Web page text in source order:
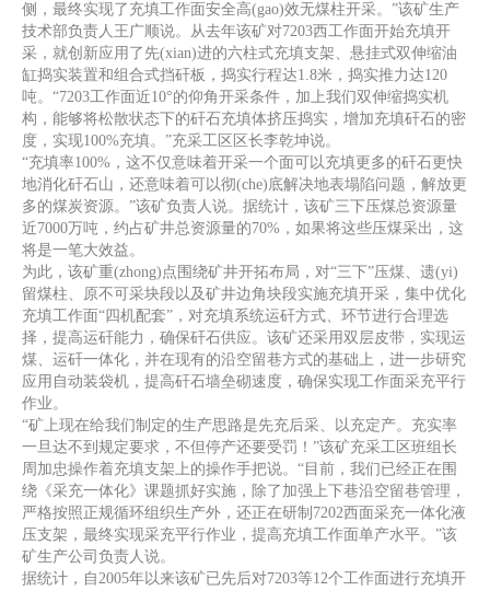
侧，最终实现了充填工作面安全高(gao)效无煤柱开采。”该矿生产
技术部负责人王广顺说。从去年该矿对7203西工作面开始充填开
采，就创新应用了先(xian)进的六柱式充填支架、悬挂式双伸缩油
缸捣实装置和组合式挡矸板，捣实行程达1.8米，捣实推力达120
吨。“7203工作面近10°的仰角开采条件，加上我们双伸缩捣实机
构，能够将松散状态下的矸石充填体挤压捣实，增加充填矸石的密
度，实现100%充填。”充采工区区长李乾坤说。
“充填率100%，这不仅意味着开采一个面可以充填更多的矸石更快
地消化矸石山，还意味着可以彻(che)底解决地表塌陷问题，解放更
多的煤炭资源。”该矿负责人说。据统计，该矿三下压煤总资源量
近7000万吨，约占矿井总资源量的70%，如果将这些压煤采出，这
将是一笔大效益。
为此，该矿重(zhong)点围绕矿井开拓布局，对“三下”压煤、遗(yi)
留煤柱、原不可采块段以及矿井边角块段实施充填开采，集中优化
充填工作面“四机配套”，对充填系统运矸方式、环节进行合理选
择，提高运矸能力，确保矸石供应。该矿还采用双层皮带，实现运
煤、运矸一体化，并在现有的沿空留巷方式的基础上，进一步研究
应用自动装袋机，提高矸石墙垒砌速度，确保实现工作面采充平行
作业。
“矿上现在给我们制定的生产思路是先充后采、以充定产。充实率
一旦达不到规定要求，不但停产还要受罚！”该矿充采工区班组长
周加忠操作着充填支架上的操作手把说。“目前，我们已经正在围
绕《采充一体化》课题抓好实施，除了加强上下巷沿空留巷管理，
严格按照正规循环组织生产外，还正在研制7202西面采充一体化液
压支架，最终实现采充平行作业，提高充填工作面单产水平。”该
矿生产公司负责人说。
据统计，自2005年以来该矿已先后对7203等12个工作面进行充填开